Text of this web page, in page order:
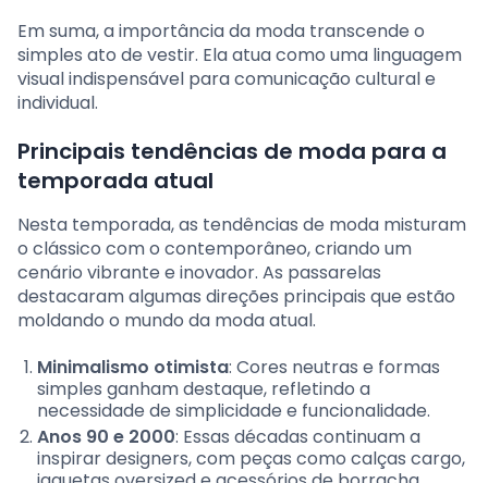
Em suma, a importância da moda transcende o
simples ato de vestir. Ela atua como uma linguagem
visual indispensável para comunicação cultural e
individual.
Principais tendências de moda para a
temporada atual
Nesta temporada, as tendências de moda misturam
o clássico com o contemporâneo, criando um
cenário vibrante e inovador. As passarelas
destacaram algumas direções principais que estão
moldando o mundo da moda atual.
Minimalismo otimista: Cores neutras e formas
simples ganham destaque, refletindo a
necessidade de simplicidade e funcionalidade.
Anos 90 e 2000: Essas décadas continuam a
inspirar designers, com peças como calças cargo,